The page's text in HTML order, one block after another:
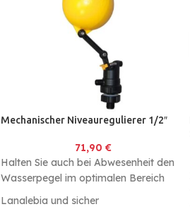
Mechanischer Niveauregulierer 1/2″
71,90€
Halten Sie auch bei Abwesenheit den
Wasserpegel im optimalen Bereich
Langlebig und sicher